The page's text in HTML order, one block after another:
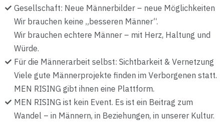
Gesellschaft: Neue Männerbilder – neue Möglichkeiten
Wir brauchen keine „besseren Männer“.
Wir brauchen echtere Männer – mit Herz, Haltung und
Würde.
Für die Männerarbeit selbst: Sichtbarkeit & Vernetzung
Viele gute Männerprojekte finden im Verborgenen statt.
MEN RISING gibt ihnen eine Plattform.
MEN RISING ist kein Event. Es ist ein Beitrag zum
Wandel – in Männern, in Beziehungen, in unserer Kultur.